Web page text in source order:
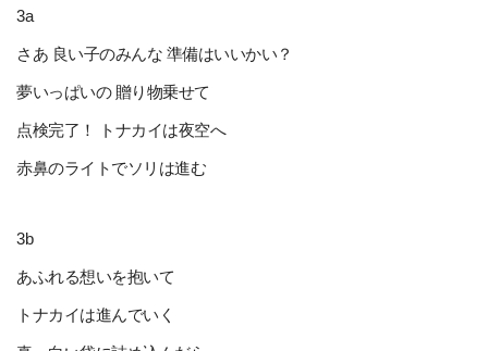
3a
さあ 良い子のみんな 準備はいいかい？
夢いっぱいの 贈り物乗せて
点検完了！ トナカイは夜空へ
赤鼻のライトでソリは進む
3b
あふれる想いを抱いて
トナカイは進んでいく